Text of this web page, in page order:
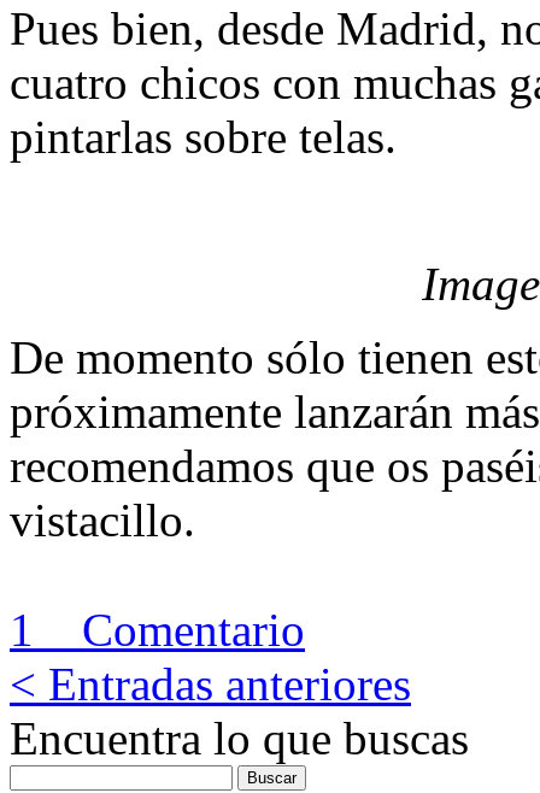
Pues bien, desde Madrid,
cuatro chicos con muchas
pintarlas sobre telas.
De momento sólo tienen
próximamente lanzarán
recomendamos que os
vistacillo.
1 Comentario
< Entradas anteriores
Encuentra lo que buscas